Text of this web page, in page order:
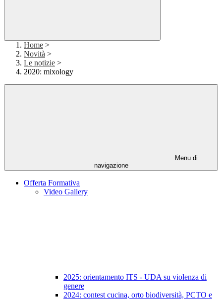
Home >
Novità >
Le notizie >
2020: mixology
Menu di
navigazione
Offerta Formativa
Video Gallery
2025: orientamento ITS - UDA su violenza di
genere
2024: contest cucina, orto biodiversità, PCTO e